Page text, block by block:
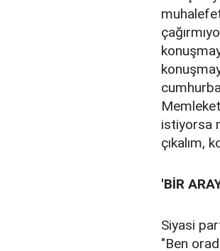
istiyorsa
çıkalım,
'BİR
Siyasi
"Ben